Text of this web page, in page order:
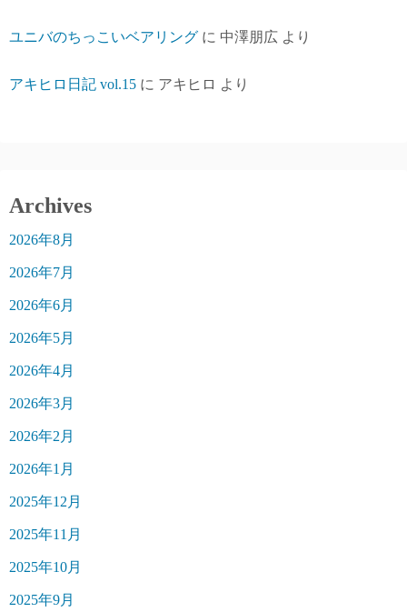
ユニバのちっこいベアリング に 中澤朋広 より
アキヒロ日記 vol.15 に アキヒロ より
Archives
2026年8月
2026年7月
2026年6月
2026年5月
2026年4月
2026年3月
2026年2月
2026年1月
2025年12月
2025年11月
2025年10月
2025年9月